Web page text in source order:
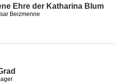
Ehre der Katharina Blum
Beizmenne